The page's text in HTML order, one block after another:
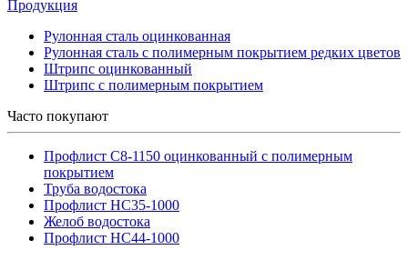
Продукция
Рулонная сталь оцинкованная
Рулонная сталь с полимерным покрытием редких цветов
Штрипс оцинкованный
Штрипс с полимерным покрытием
Часто покупают
Профлист С8-1150 оцинкованный с полимерным
покрытием
Труба водостока
Профлист НС35-1000
Желоб водостока
Профлист НС44-1000